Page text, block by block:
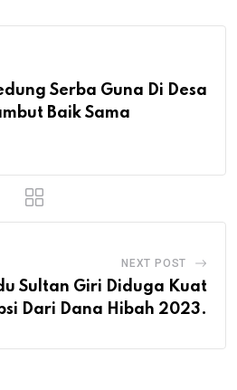
Serba Guna Di Desa
Baik Sama
NEXT POST
Sultan Giri Diduga Kuat
Dari Dana Hibah 2023.